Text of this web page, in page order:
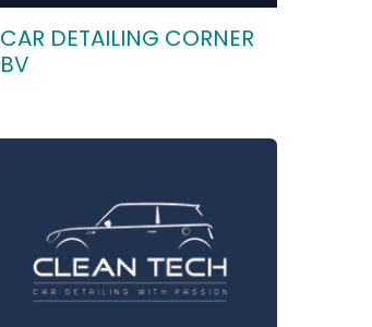
CAR DETAILING CORNER
BV